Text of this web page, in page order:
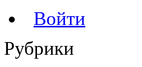
Войти
Рубрики